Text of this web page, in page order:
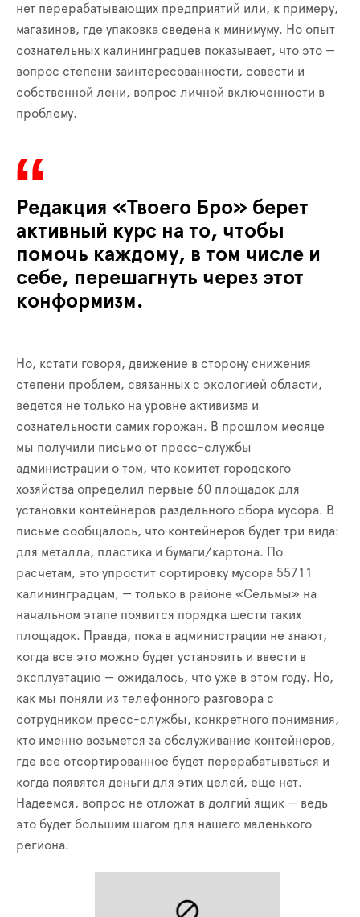
нет перерабатывающих предприятий или, к примеру,
магазинов, где упаковка сведена к минимуму. Но опыт
сознательных калининградцев показывает, что это —
вопрос степени заинтересованности, совести и
собственной лени, вопрос личной включенности в
проблему.
Редакция «Твоего Бро» берет
активный курс на то, чтобы
помочь каждому, в том числе и
себе, перешагнуть через этот
конформизм.
Но, кстати говоря, движение в сторону снижения
степени проблем, связанных с экологией области,
ведется не только на уровне активизма и
сознательности самих горожан. В прошлом месяце
мы получили письмо от пресс-службы
администрации о том, что комитет городского
хозяйства определил первые 60 площадок для
установки контейнеров раздельного сбора мусора. В
письме сообщалось, что контейнеров будет три вида:
для металла, пластика и бумаги/картона. По
расчетам, это упростит сортировку мусора 55711
калининградцам, — только в районе «Сельмы» на
начальном этапе появится порядка шести таких
площадок. Правда, пока в администрации не знают,
когда все это можно будет установить и ввести в
эксплуатацию — ожидалось, что уже в этом году. Но,
как мы поняли из телефонного разговора с
сотрудником пресс-службы, конкретного понимания,
кто именно возьмется за обслуживание контейнеров,
где все отсортированное будет перерабатываться и
когда появятся деньги для этих целей, еще нет.
Надеемся, вопрос не отложат в долгий ящик — ведь
это будет большим шагом для нашего маленького
региона.